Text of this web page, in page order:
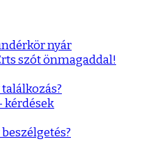
nyár
szót önmagaddal!
kérdések